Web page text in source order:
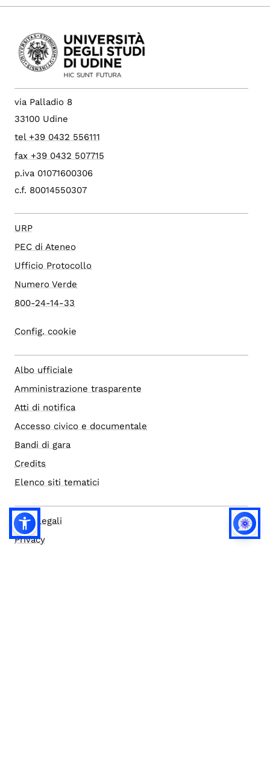
via Palladio 8
33100 Udine
tel +39 0432 556111
fax +39 0432 507715
p.iva 01071600306
c.f. 80014550307
URP
PEC di Ateneo
Ufficio Protocollo
Numero Verde
800-24-14-33
Config. cookie
Albo ufficiale
Amministrazione trasparente
Atti di notifica
Accesso civico e documentale
Bandi di gara
Credits
Elenco siti tematici
Note legali
Privacy